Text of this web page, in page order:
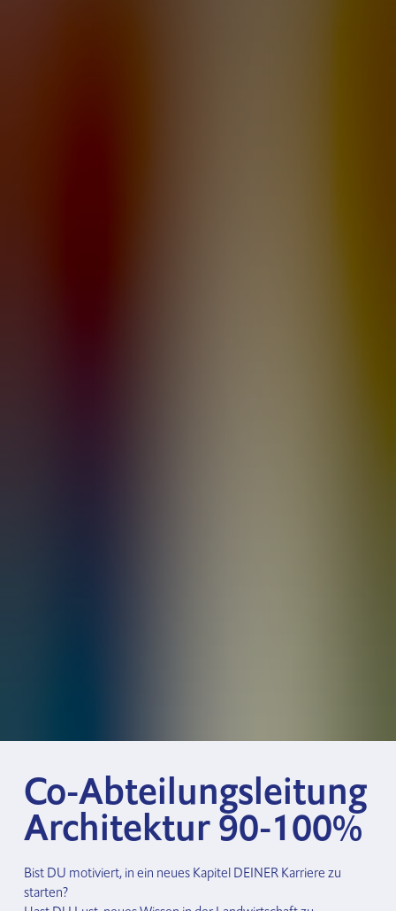
Co-Abteilungsleitung
Architektur 90-100%
Bist DU motiviert, in ein neues Kapitel DEINER Karriere zu
starten?